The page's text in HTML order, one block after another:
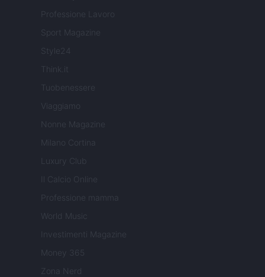
Professione Lavoro
Sport Magazine
Style24
Think.it
Tuobenessere
Viaggiamo
Nonne Magazine
Milano Cortina
Luxury Club
Il Calcio Online
Professione mamma
World Music
Investimenti Magazine
Money 365
Zona Nerd